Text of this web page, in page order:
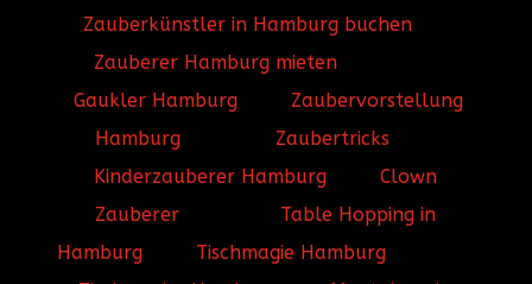
Zauberkünstler in Hamburg buchen
Zauberer Hamburg mieten
Gaukler Hamburg
Zaubervorstellung
Hamburg
Zaubertricks
Kinderzauberer Hamburg
Clown
Zauberer
Table Hopping in
Hamburg
Tischmagie Hamburg